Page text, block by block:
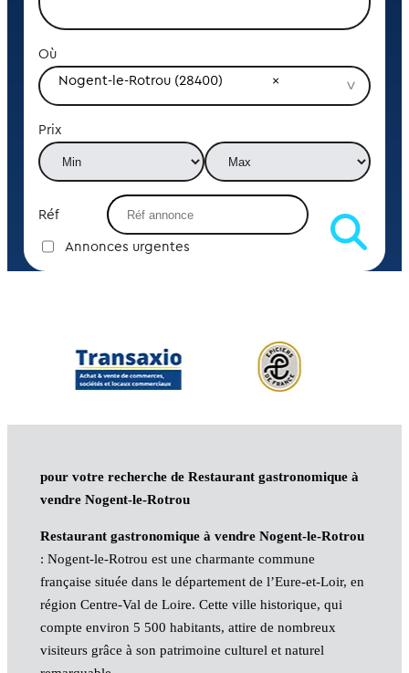
Où
Nogent-le-Rotrou (28400)
Prix
Réf
Annonces urgentes
pour votre recherche de Restaurant gastronomique à
vendre Nogent-le-Rotrou
Restaurant gastronomique à vendre Nogent-le-Rotrou
: Nogent-le-Rotrou est une charmante commune
française située dans le département de l’Eure-et-Loir, en
région Centre-Val de Loire. Cette ville historique, qui
compte environ 5 500 habitants, attire de nombreux
visiteurs grâce à son patrimoine culturel et naturel